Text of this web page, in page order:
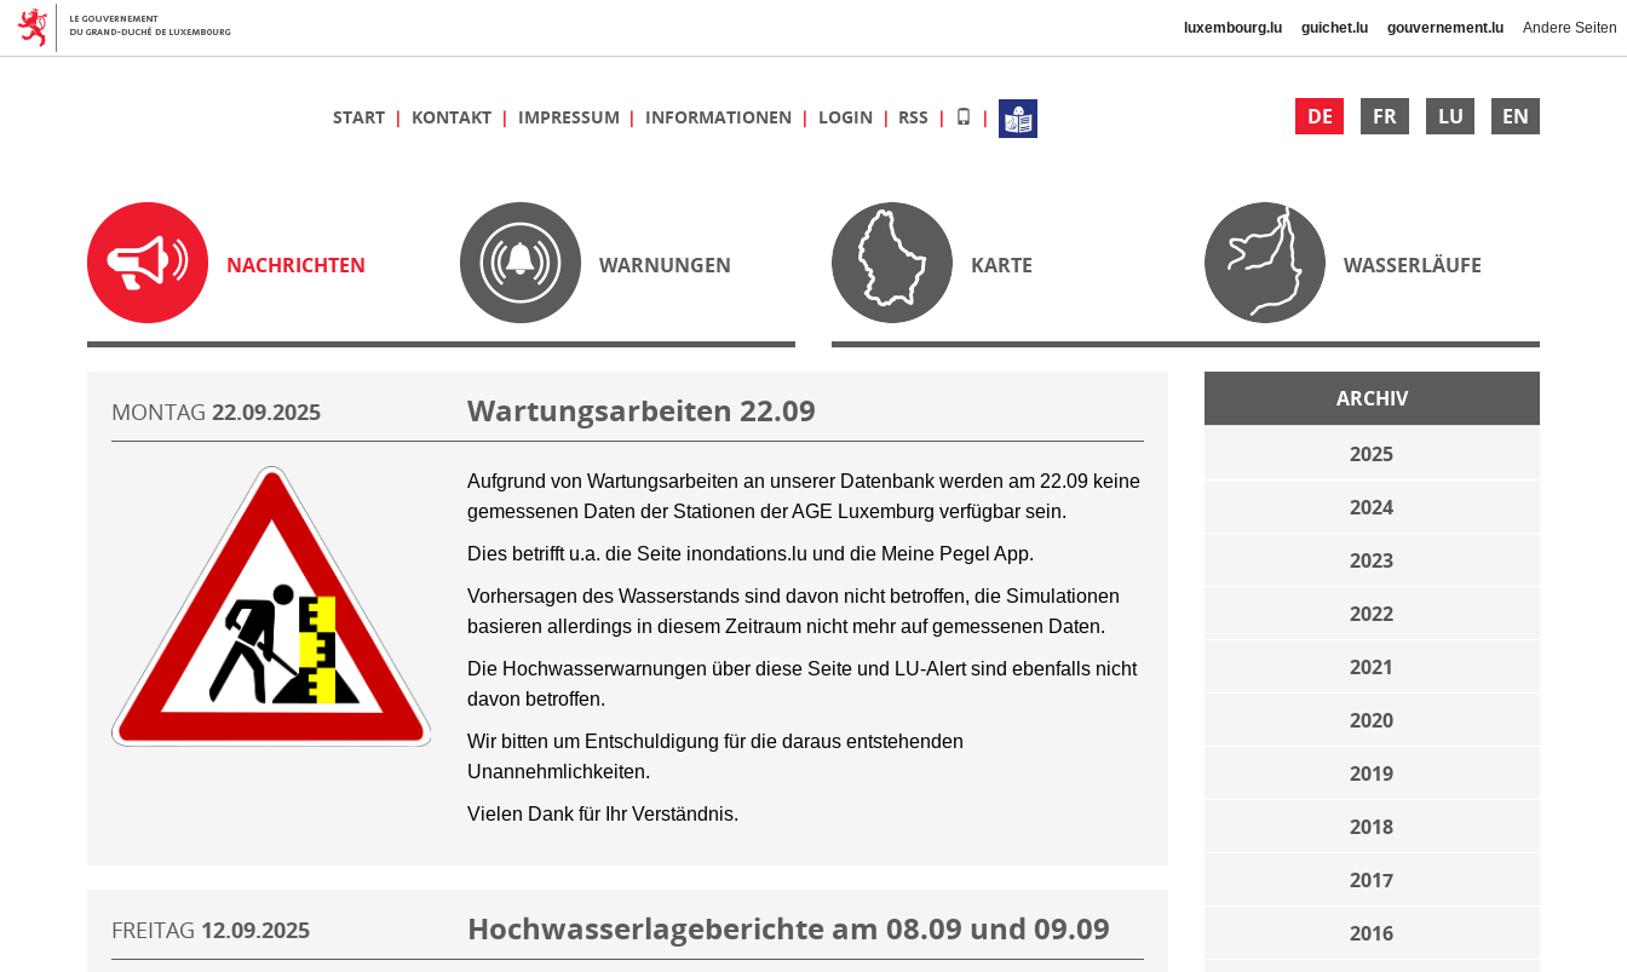
luxembourg.lu guichet.lu gouvernement.lu Andere Seiten
DE FR LU EN
START KONTAKT IMPRESSUM INFORMATIONEN LOGIN RSS
NACHRICHTEN WARNUNGEN KARTE WASSERLÄUFE
ARCHIV
2025
2024
2023
2022
2021
2020
2019
2018
2017
2016
MONTAG 22.09.2025 Wartungsarbeiten 22.09
Aufgrund von Wartungsarbeiten an unserer Datenbank werden am 22.09 keine
gemessenen Daten der Stationen der AGE Luxemburg verfügbar sein.
Dies betrifft u.a. die Seite inondations.lu und die Meine Pegel App.
Vorhersagen des Wasserstands sind davon nicht betroffen, die Simulationen
basieren allerdings in diesem Zeitraum nicht mehr auf gemessenen Daten.
Die Hochwasserwarnungen über diese Seite und LU-Alert sind ebenfalls nicht
davon betroffen.
Wir bitten um Entschuldigung für die daraus entstehenden
Unannehmlichkeiten.
Vielen Dank für Ihr Verständnis.
FREITAG 12.09.2025 Hochwasserlageberichte am 08.09 und 09.09